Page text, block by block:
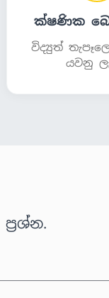
ක්ෂණික
විද්‍යුත්
යවනු